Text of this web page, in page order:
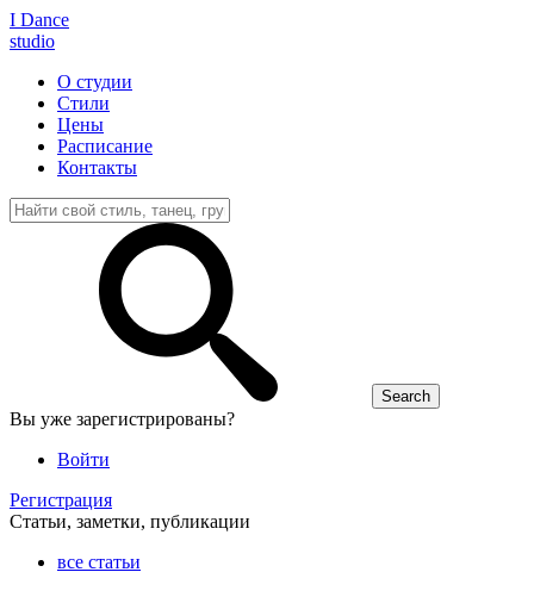
I Dance
studio
О студии
Стили
Цены
Расписание
Контакты
Вы уже зарегистрированы?
Войти
Регистрация
Статьи, заметки, публикации
все статьи